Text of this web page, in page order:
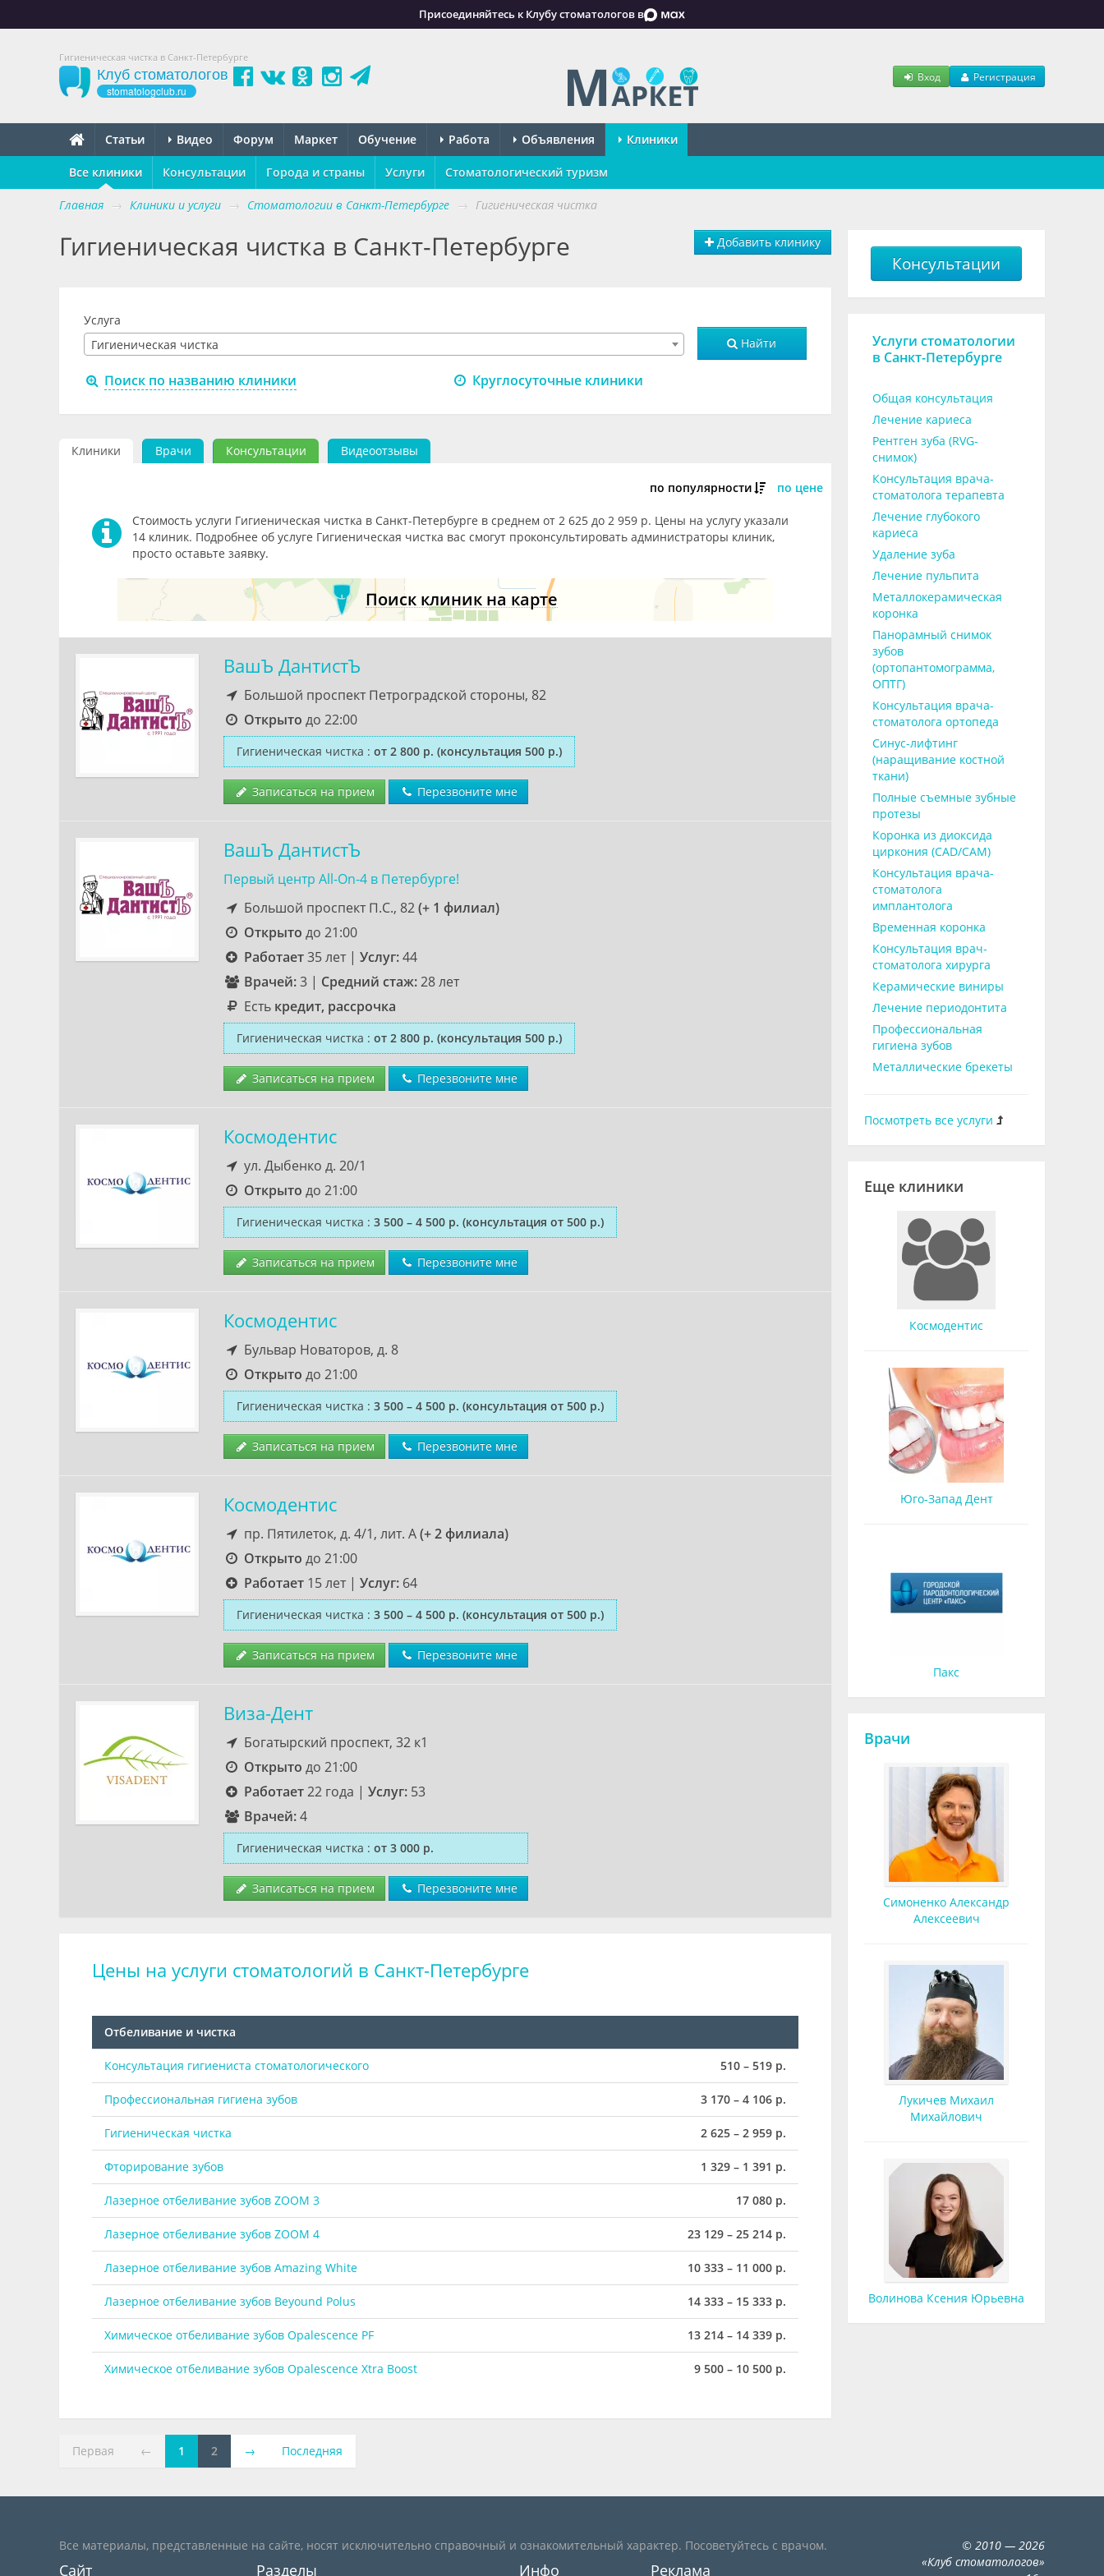
Присоединяйтесь к Клубу стоматологов в
Гигиеническая чистка в Санкт-Петербурге
Клуб стоматологов
stomatologclub.ru
Вход Регистрация
Статьи Видео Форум Маркет Обучение Работа Объявления Клиники
Все клиники Консультации Города и страны Услуги Стоматологический туризм
Главная → Клиники и услуги → Стоматологии в Санкт-Петербурге → Гигиеническая чистка
Добавить клинику
Гигиеническая чистка в Санкт-Петербурге
Услуга
Гигиеническая чистка
Найти
Поиск по названию клиники Круглосуточные клиники
Клиники Врачи Консультации Видеоотзывы
по популярности по цене
Стоимость услуги Гигиеническая чистка в Санкт-Петербурге в среднем от 2 625 до 2 959 р. Цены на услугу указали
14 клиник. Подробнее об услуге Гигиеническая чистка вас смогут проконсультировать администраторы клиник,
просто оставьте заявку.
Поиск клиник на карте
ВашЪ ДантистЪ
Большой проспект Петроградской стороны, 82
Открыто до 22:00
Гигиеническая чистка : от 2 800 р. (консультация 500 р.)
Записаться на прием Перезвоните мне
ВашЪ ДантистЪ
Первый центр All-On-4 в Петербурге!
Большой проспект П.С., 82(+ 1 филиал)
Открыто до 21:00
Работает35 лет | Услуг:44
Врачей:3 | Средний стаж:28 лет
Есть кредит, рассрочка
Гигиеническая чистка : от 2 800 р. (консультация 500 р.)
Записаться на прием Перезвоните мне
Космодентис
ул. Дыбенко д. 20/1
Открыто до 21:00
Гигиеническая чистка : 3 500 – 4 500 р. (консультация от 500 р.)
Записаться на прием Перезвоните мне
Космодентис
Бульвар Новаторов, д. 8
Открыто до 21:00
Гигиеническая чистка : 3 500 – 4 500 р. (консультация от 500 р.)
Записаться на прием Перезвоните мне
Космодентис
пр. Пятилеток, д. 4/1, лит. А(+ 2 филиала)
Открыто до 21:00
Работает15 лет | Услуг:64
Гигиеническая чистка : 3 500 – 4 500 р. (консультация от 500 р.)
Записаться на прием Перезвоните мне
Виза-Дент
Богатырский проспект, 32 к1
Открыто до 21:00
Работает22 года | Услуг:53
Врачей:4
Гигиеническая чистка : от 3 000 р.
Записаться на прием Перезвоните мне
Цены на услуги стоматологий в Санкт-Петербурге
Отбеливание и чистка
Консультация гигиениста стоматологического 510 – 519 р.
Профессиональная гигиена зубов 3 170 – 4 106 р.
Гигиеническая чистка 2 625 – 2 959 р.
Фторирование зубов 1 329 – 1 391 р.
Лазерное отбеливание зубов ZOOM 3 17 080 р.
Лазерное отбеливание зубов ZOOM 4 23 129 – 25 214 р.
Лазерное отбеливание зубов Amazing White 10 333 – 11 000 р.
Лазерное отбеливание зубов Beyound Polus 14 333 – 15 333 р.
Химическое отбеливание зубов Opalescence PF 13 214 – 14 339 р.
Химическое отбеливание зубов Opalescence Xtra Boost 9 500 – 10 500 р.
Первая ← 1 2 → Последняя
Консультации
Услуги стоматологии
в Санкт-Петербурге
Общая консультация
Лечение кариеса
Рентген зуба (RVG-
снимок)
Консультация врача-
стоматолога терапевта
Лечение глубокого
кариеса
Удаление зуба
Лечение пульпита
Металлокерамическая
коронка
Панорамный снимок
зубов
(ортопантомограмма,
ОПТГ)
Консультация врача-
стоматолога ортопеда
Синус-лифтинг
(наращивание костной
ткани)
Полные съемные зубные
протезы
Коронка из диоксида
циркония (CAD/CAM)
Консультация врача-
стоматолога
имплантолога
Временная коронка
Консультация врач-
стоматолога хирурга
Керамические виниры
Лечение периодонтита
Профессиональная
гигиена зубов
Металлические брекеты
Посмотреть все услуги
Еще клиники
Космодентис
Юго-Запад Дент
Пакс
Врачи
Симоненко Александр
Алексеевич
Лукичев Михаил
Михайлович
Волинова Ксения Юрьевна
Все материалы, представленные на сайте, носят исключительно справочный и ознакомительный характер. Посоветуйтесь с врачом.
Сайт Разделы Инфо Реклама
© 2010 — 2026
«Клуб стоматологов»